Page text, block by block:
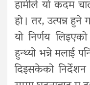
हामीले यो कदम
हो । तर, उत्पन्न हुने
यो निर्णय
हुन्थ्यो भन्ने मलाई
दिइसकेको निर्देशन